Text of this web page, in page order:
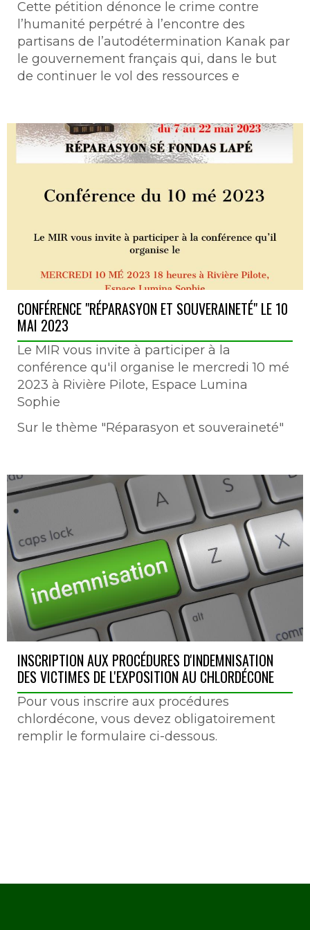
Cette pétition dénonce le crime contre
l’humanité perpétré à l’encontre des
partisans de l’autodétermination Kanak par
le gouvernement français qui, dans le but
de continuer le vol des ressources e
CONFÉRENCE "RÉPARASYON ET SOUVERAINETÉ" LE 10
MAI 2023
Le MIR vous invite à participer à la
conférence qu'il organise le mercredi 10 mé
2023 à Rivière Pilote, Espace Lumina
Sophie
Sur le thème "Réparasyon et souveraineté"
INSCRIPTION AUX PROCÉDURES D'INDEMNISATION
DES VICTIMES DE L'EXPOSITION AU CHLORDÉCONE
Pour vous inscrire aux procédures
chlordécone, vous devez obligatoirement
remplir le formulaire ci-dessous.